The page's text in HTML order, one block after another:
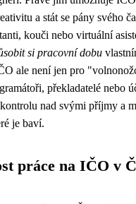
a stát se pány svého
kouči nebo virtuální
si pracovní dobu
ale není jen pro
překladatelé nebo
nad svými příjmy a
je baví.
práce na IČO v